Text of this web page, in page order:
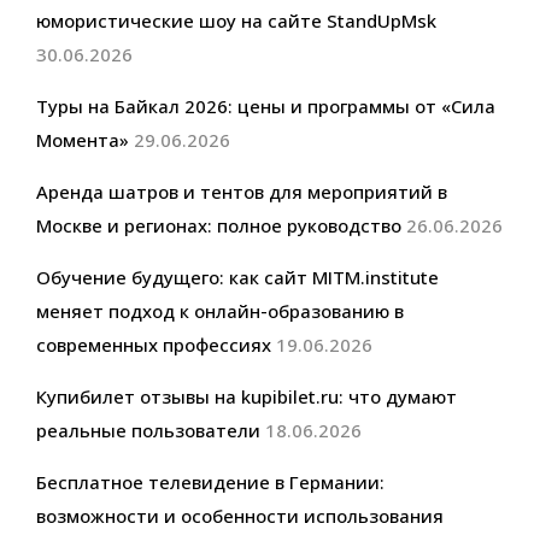
юмористические шоу на сайте StandUpMsk
30.06.2026
Туры на Байкал 2026: цены и программы от «Сила
Момента» 29.06.2026
Аренда шатров и тентов для мероприятий в
Москве и регионах: полное руководство 26.06.2026
Обучение будущего: как сайт MITM.institute
меняет подход к онлайн-образованию в
современных профессиях 19.06.2026
Купибилет отзывы на kupibilet.ru: что думают
реальные пользователи 18.06.2026
Бесплатное телевидение в Германии:
возможности и особенности использования